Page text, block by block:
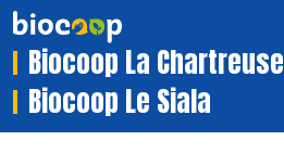
Biocoop La Chartreuse
Biocoop Le Siala